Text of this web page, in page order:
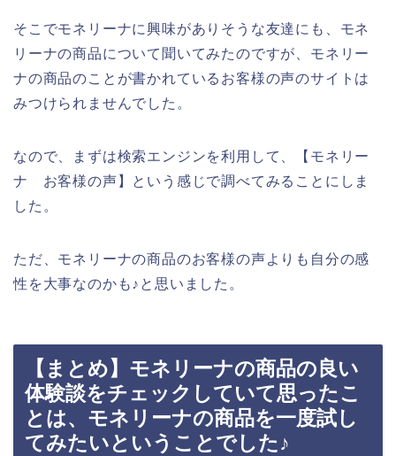
そこでモネリーナに興味がありそうな友達にも、モネ
リーナの商品について聞いてみたのですが、モネリー
ナの商品のことが書かれているお客様の声のサイトは
みつけられませんでした。
なので、まずは検索エンジンを利用して、【モネリー
ナ お客様の声】という感じで調べてみることにしま
した。
ただ、モネリーナの商品のお客様の声よりも自分の感
性を大事なのかも♪と思いました。
【まとめ】モネリーナの商品の良い
体験談をチェックしていて思ったこ
とは、モネリーナの商品を一度試し
てみたいということでした♪